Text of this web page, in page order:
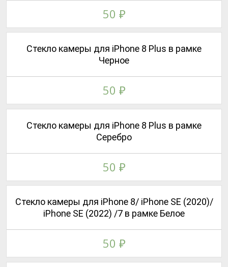
Стекло камеры для iPhone 8/ iPhone SE (2020)/
iPhone SE (2022) /7 в рамке Белое
50 ₽
Стекло камеры для iPhone 8 Plus в рамке
Серебро
50 ₽
Стекло камеры для iPhone 8 Plus в рамке
Черное
50 ₽
50 ₽